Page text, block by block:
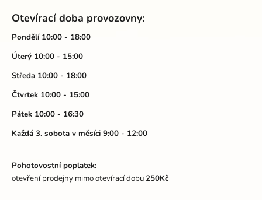
Otevírací doba provozovny:
Pondělí 10:00 - 18:00
Úterý 10:00 - 15:00
Středa 10:00 - 18:00
Čtvrtek 10:00 - 15:00
Pátek 10:00 - 16:30
Každá 3. sobota v měsíci 9:00 - 12:00
Pohotovostní poplatek:
otevření prodejny mimo otevírací dobu250Kč